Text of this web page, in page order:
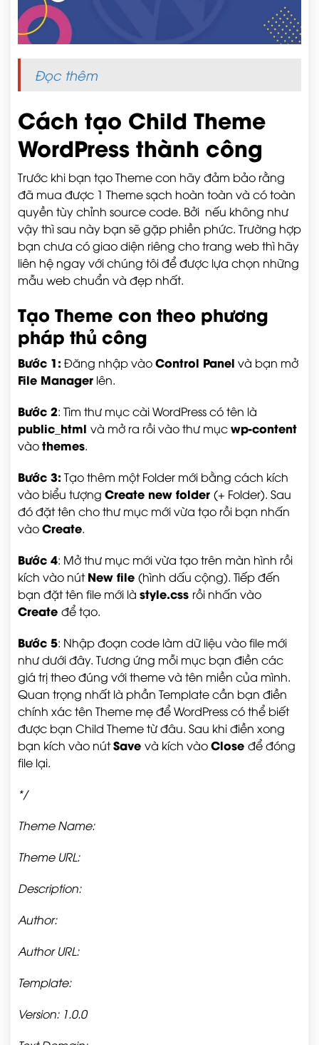
Đọc thêm
Cách tạo Child Theme
WordPress thành công
Trước khi bạn tạo Theme con hãy đảm bảo rằng
đã mua được 1 Theme sạch hoàn toàn và có toàn
quyền tùy chỉnh source code. Bởi nếu không như
vậy thì sau này bạn sẽ gặp phiền phức. Trường hợp
bạn chưa có giao diện riêng cho trang web thì hãy
liên hệ ngay với chúng tôi để được lựa chọn những
mẫu web chuẩn và đẹp nhất.
Tạo Theme con theo phương
pháp thủ công
Bước 1: Đăng nhập vàoControl Panel và bạn mở
File Manager lên.
Bước 2: Tìm thư mục cài WordPress có tên là
public_html và mở ra rồi vào thư mụcwp-content
vàothemes.
Bước 3: Tạo thêm một Folder mới bằng cách kích
vào biểu tượng Create new folder (+ Folder). Sau
đó đặt tên cho thư mục mới vừa tạo rồi bạn nhấn
vàoCreate.
Bước 4: Mở thư mục mới vừa tạo trên màn hình rồi
kích vào nútNew file (hình dấu cộng). Tiếp đến
bạn đặt tên file mới là style.css rồi nhấn vào
Create để tạo.
Bước 5: Nhập đoạn code làm dữ liệu vào file mới
như dưới đây. Tương ứng mỗi mục bạn điền các
giá trị theo đúng với theme và tên miền của mình.
Quan trọng nhất là phần Template cần bạn điền
chính xác tên Theme mẹ để WordPress có thể biết
được bạn Child Theme từ đâu. Sau khi điền xong
bạn kích vào nútSave và kích vàoClose để đóng
file lại.
*/
Theme Name:
Theme URL:
Description:
Author:
Author URL:
Template:
Version: 1.0.0